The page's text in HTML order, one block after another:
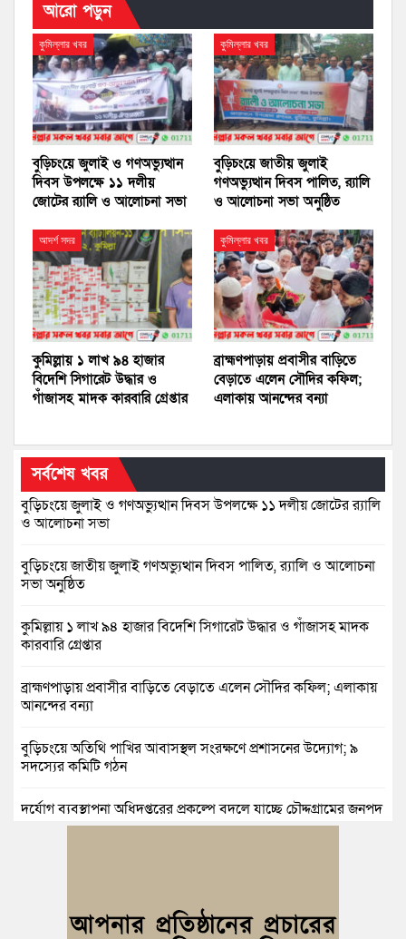
আরো পড়ুন
কুমিল্লার খবর
বুড়িচংয়ে জুলাই ও গণঅভ্যুত্থান
দিবস উপলক্ষে ১১ দলীয়
জোটের র‍্যালি ও আলোচনা সভা
কুমিল্লার খবর
বুড়িচংয়ে জাতীয় জুলাই
গণঅভ্যুত্থান দিবস পালিত, র‍্যালি
ও আলোচনা সভা অনুষ্ঠিত
আদর্শ সদর
কুমিল্লায় ১ লাখ ৯৪ হাজার
বিদেশি সিগারেট উদ্ধার ও
গাঁজাসহ মাদক কারবারি গ্রেপ্তার
কুমিল্লার খবর
ব্রাহ্মণপাড়ায় প্রবাসীর বাড়িতে
বেড়াতে এলেন সৌদির কফিল;
এলাকায় আনন্দের বন্যা
সর্বশেষ খবর
বুড়িচংয়ে জুলাই ও গণঅভ্যুত্থান দিবস উপলক্ষে ১১ দলীয় জোটের র‍্যালি
ও আলোচনা সভা
বুড়িচংয়ে জাতীয় জুলাই গণঅভ্যুত্থান দিবস পালিত, র‍্যালি ও আলোচনা
সভা অনুষ্ঠিত
কুমিল্লায় ১ লাখ ৯৪ হাজার বিদেশি সিগারেট উদ্ধার ও গাঁজাসহ মাদক
কারবারি গ্রেপ্তার
ব্রাহ্মণপাড়ায় প্রবাসীর বাড়িতে বেড়াতে এলেন সৌদির কফিল; এলাকায়
আনন্দের বন্যা
বুড়িচংয়ে অতিথি পাখির আবাসস্থল সংরক্ষণে প্রশাসনের উদ্যোগ; ৯
সদস্যের কমিটি গঠন
দুর্যোগ ব্যবস্থাপনা অধিদপ্তরের প্রকল্পে বদলে যাচ্ছে চৌদ্দগ্রামের জনপদ
জুলাই অভ্যুত্থানের দ্বিতীয় বর্ষপূর্তি উপলক্ষে কুমিল্লায় বর্ণাঢ্য র‍্যালি